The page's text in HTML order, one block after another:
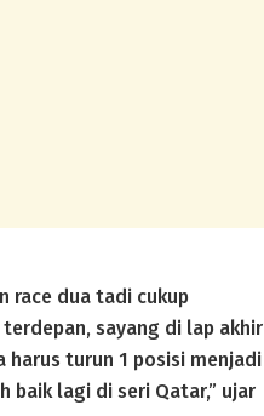
race dua tadi cukup
sayang di lap akhir
turun 1 posisi menjadi
baik lagi di seri Qatar,” ujar